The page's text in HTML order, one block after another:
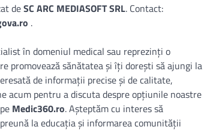
deSC ARC MEDIASOFT SRL. Contact:
.
în domeniul medical sau reprezinți o
promovează sănătatea și îți dorești să ajungi la
de informații precise și de calitate,
acum pentru a discuta despre opțiunile noastre
Medic360.ro. Așteptăm cu interes să
la educația și informarea comunității